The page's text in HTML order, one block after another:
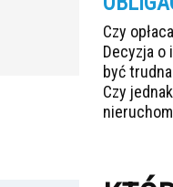
Czy
Decyzja o
być
Czy